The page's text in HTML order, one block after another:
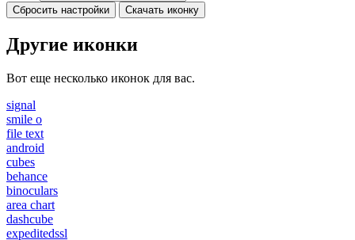
Сбросить настройки Скачать иконку
Другие иконки
Вот еще несколько иконок для вас.
signal
smile o
file text
android
cubes
behance
binoculars
area chart
dashcube
expeditedssl